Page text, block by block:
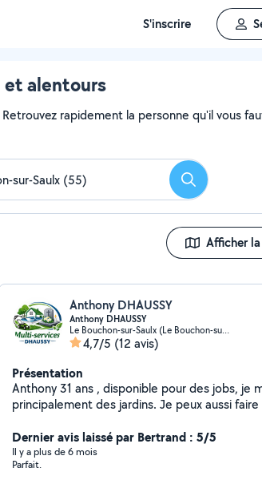
S'inscrire
et alentours
rapidement la personne qu'il vous
Rechercher
Afficher
Anthony DHAUSSY
Anthony DHAUSSY
Le Bouchon-sur-Saulx (Le Bouchon-sur-Saulx)
4,7/5 (12 avis)
Présentation
Anthony 31 ans , disponible pour des jobs, je
principalement des jardins. Je peux aussi faire
DHAUSSY)
Dernier avis laissé par Bertrand : 5/5
Il y a plus de 6 mois
Parfait.